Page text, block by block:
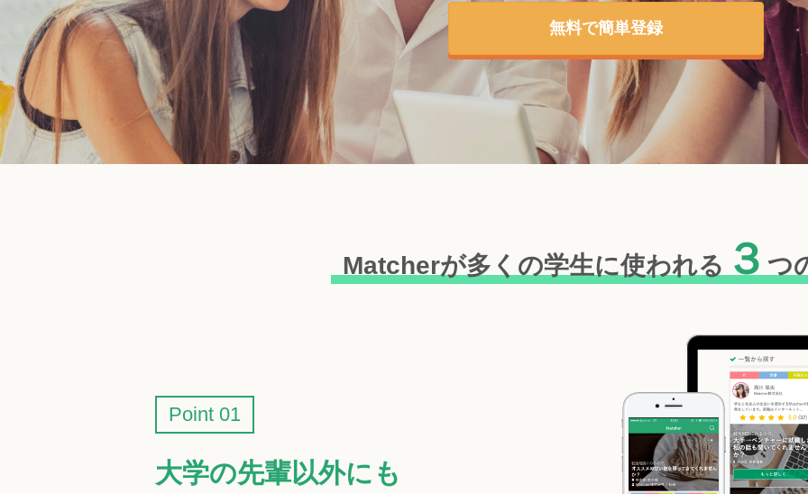
無料で簡単登録
Matcherが多くの学生に使われる ３ つ
Point 01
大学の先輩以外にも